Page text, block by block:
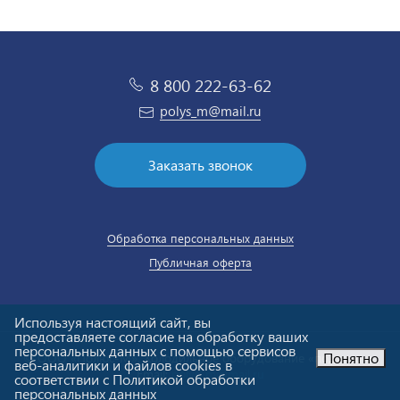
8 800 222-63-62
polys_m@mail.ru
Заказать звонок
Обработка персональных данных
Публичная оферта
© ООО «Полюс-М». Холодильное оборудование «под ключ».
Email:polys_m@mail.ru
Используя настоящий сайт, вы
предоставляете согласие на обработку ваших
персональных данных с помощью сервисов
веб-аналитики и файлов cookies в
соответствии с Политикой обработки
персональных данных
Понятно